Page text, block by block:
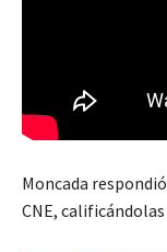
Moncada
CNE,